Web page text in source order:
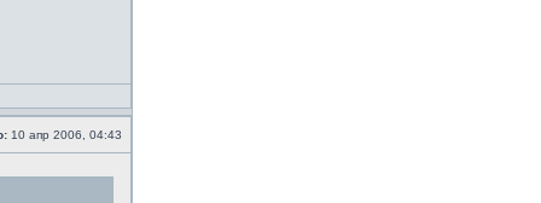
10 апр 2006, 04:43